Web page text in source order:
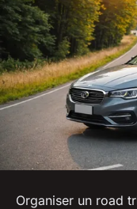
Organiser un road